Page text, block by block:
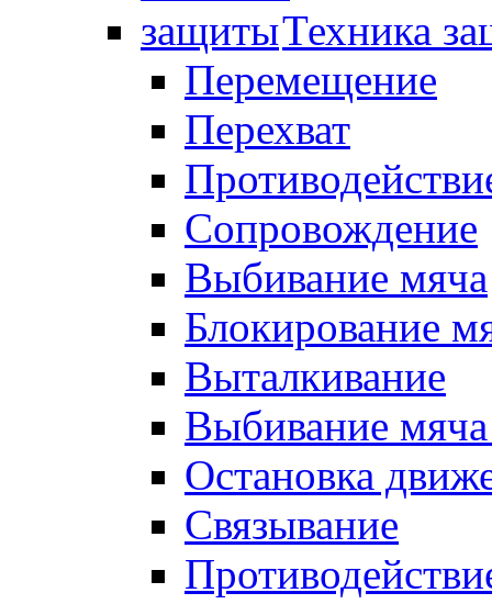
Техника
Перемещение
Перехват
Сопровождение
Выбивание мяча
Блокирование
Выталкивание
Выбивание
Остановка
Связывание